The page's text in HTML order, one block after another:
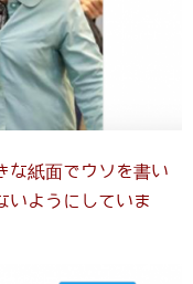
な紙面でウソを書い
いようにしていま